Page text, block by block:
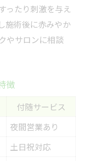
ったり刺激を与え
施術後に赤みやか
やサロンに相談
徴
付随サービス
夜間営業あり
土日祝対応